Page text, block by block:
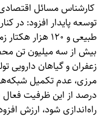
کارشناس مسائل
طبیعی و ۱۲۰
بیش از سه میلیون تن
زعفران و گیاهان دارویی
درصد از این ظرفیت فعال